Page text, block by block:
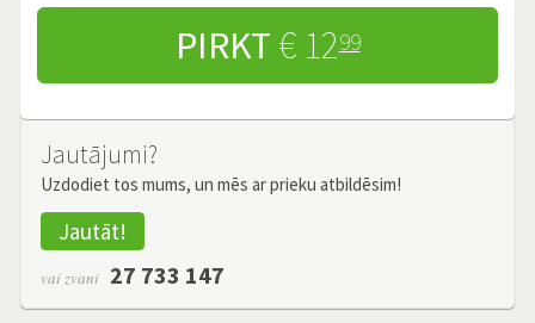
PIRKT € 1299
Jautājumi?
Uzdodiet tos mums, un mēs ar prieku atbildēsim!
Jautāt!
vai zvani 27 733 147